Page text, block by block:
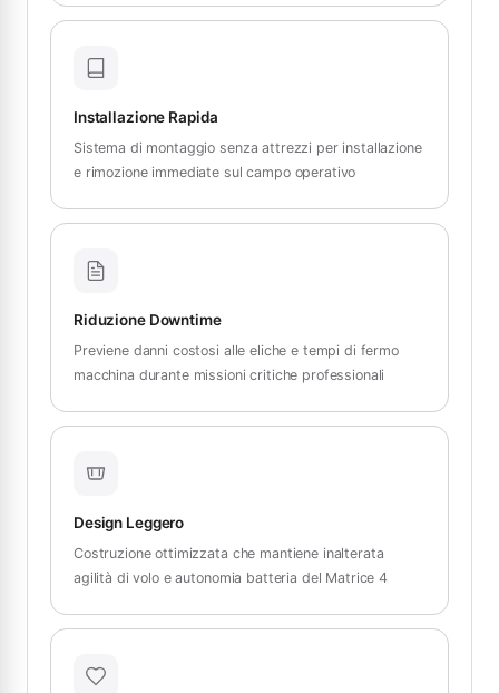
Installazione Rapida
Sistema di montaggio senza attrezzi per installazione
e rimozione immediate sul campo operativo
Riduzione Downtime
Previene danni costosi alle eliche e tempi di fermo
macchina durante missioni critiche professionali
Design Leggero
Costruzione ottimizzata che mantiene inalterata
agilità di volo e autonomia batteria del Matrice 4